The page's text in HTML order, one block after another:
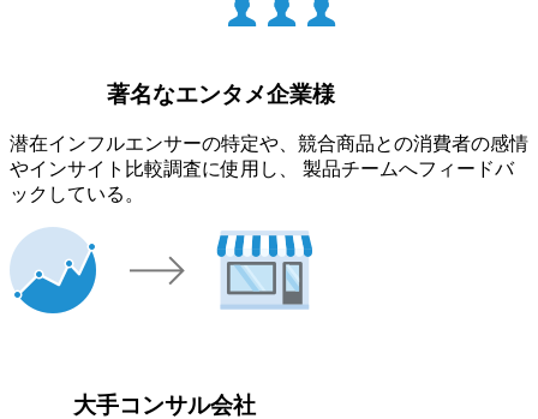
著名なエンタメ企業様
潜在インフルエンサーの特定や、競合商品との消費者の感情
やインサイト比較調査に使用し、 製品チームへフィードバ
ックしている。
大手コンサル会社